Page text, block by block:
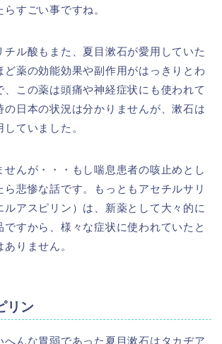
すごい事ですね。
チル酸もまた、夏目漱石が愛用していた
ど薬の効能効果や副作用がはっきりとわ
、この薬は頭痛や神経症状にも使われて
の日本の状況は分かりませんが、漱石は
ていました。
せんが・・・もし喘息患者の咳止めとし
ら悲惨な話です。もっともアセチルサリ
ルアスピリン）は、新薬として大々的に
ですから、様々な症状に使われていたと
りません。
リン
へんな胃弱であった夏目漱石はタカヂア